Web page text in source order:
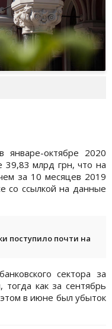
в январе-октябре 2020
39,83 млрд грн, что на
за 10 месяцев 2019
со ссылкой на данные
поступило почти на
сектора за
тогда как за сентябрь
в июне был убыток